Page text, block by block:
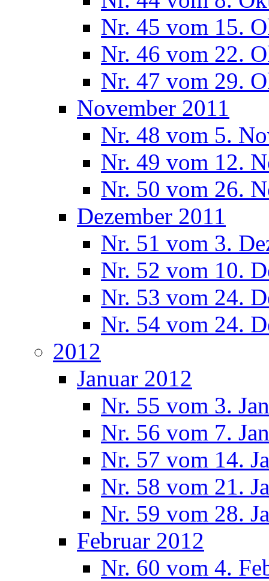
Nr. 45 vom 15.
Nr. 46 vom 22.
Nr. 47 vom 29.
November 2011
Nr. 48 vom 5.
Nr. 49 vom 12.
Nr. 50 vom 26.
Dezember 2011
Nr. 51 vom 3.
Nr. 52 vom 10.
Nr. 53 vom 24.
Nr. 54 vom 24.
2012
Januar 2012
Nr. 55 vom 3.
Nr. 56 vom 7.
Nr. 57 vom 14.
Nr. 58 vom 21.
Nr. 59 vom 28.
Februar 2012
Nr. 60 vom 4.